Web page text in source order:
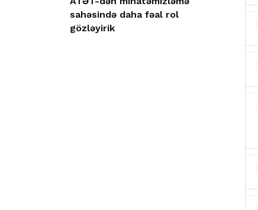
sahəsində daha fəal rol
gözləyirik